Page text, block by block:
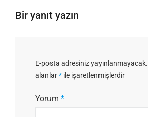
Bir yanıt yazın
E-posta adresiniz yayınlanmayacak.
alanlar* ile işaretlenmişlerdir
Yorum *